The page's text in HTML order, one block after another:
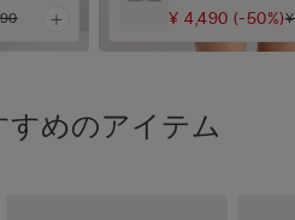
¥ 4,490(-50%)
めのアイテム